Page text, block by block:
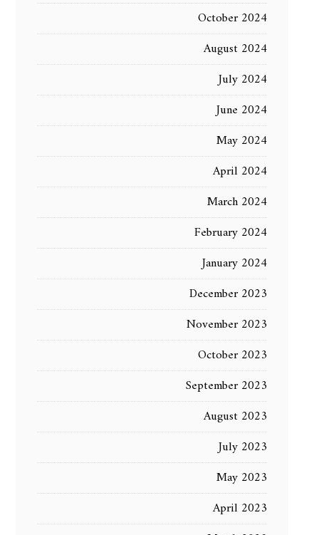
October 2024
August 2024
July 2024
June 2024
May 2024
April 2024
March 2024
February 2024
January 2024
December 2023
November 2023
October 2023
September 2023
August 2023
July 2023
May 2023
April 2023